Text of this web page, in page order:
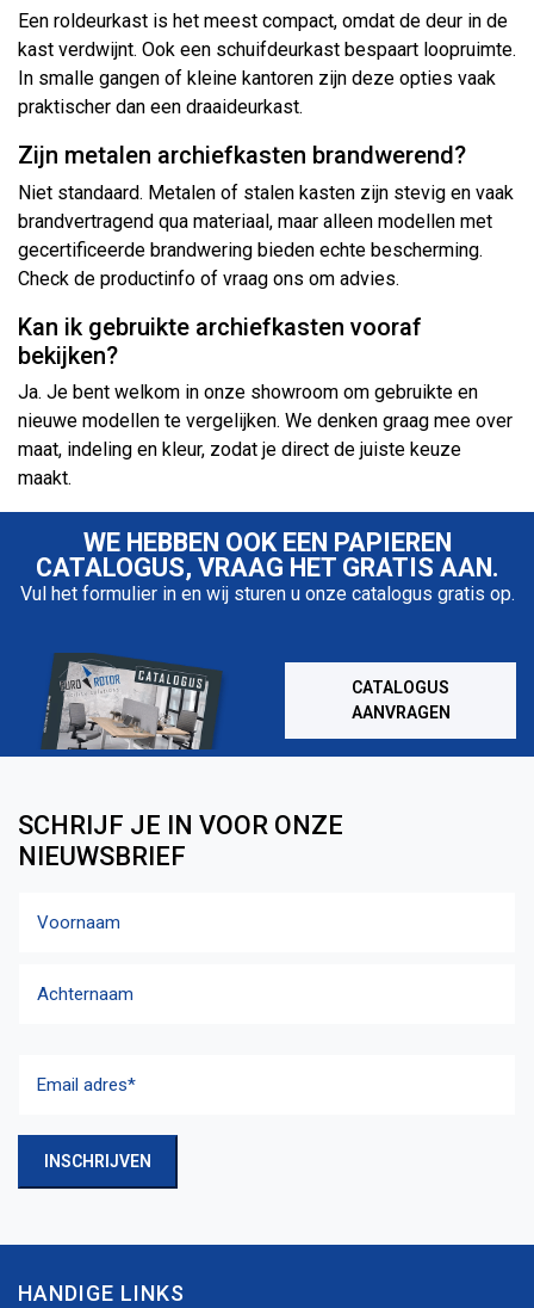
Een roldeurkast is het meest compact, omdat de deur in de
kast verdwijnt. Ook een schuifdeurkast bespaart loopruimte.
In smalle gangen of kleine kantoren zijn deze opties vaak
praktischer dan een draaideurkast.
Zijn metalen archiefkasten brandwerend?
Niet standaard. Metalen of stalen kasten zijn stevig en vaak
brandvertragend qua materiaal, maar alleen modellen met
gecertificeerde brandwering bieden echte bescherming.
Check de productinfo of vraag ons om advies.
Kan ik gebruikte archiefkasten vooraf
bekijken?
Ja. Je bent welkom in onze showroom om gebruikte en
nieuwe modellen te vergelijken. We denken graag mee over
maat, indeling en kleur, zodat je direct de juiste keuze
maakt.
WE HEBBEN OOK EEN PAPIEREN
CATALOGUS, VRAAG HET GRATIS AAN.
Vul het formulier in en wij sturen u onze catalogus gratis op.
CATALOGUS
AANVRAGEN
SCHRIJF JE IN VOOR ONZE
NIEUWSBRIEF
adres(Vereist)
INSCHRIJVEN
HANDIGE LINKS